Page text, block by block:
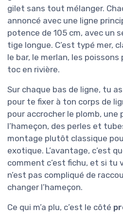
gilet sans tout mélanger.
annoncé avec une ligne
potence de 105 cm, avec un
tige longue. C’est typé mer,
le bar, le merlan, les
toc en rivière.
Sur chaque bas de ligne, tu
pour te fixer à ton corps de
pour accrocher le plomb, une
l’hameçon, des perles et
montage plutôt classique
exotique. L’avantage, c’est
comment c’est fichu, et si tu
n’est pas compliqué de
changer l’hameçon.
Ce qui m’a plu, c’est le côté